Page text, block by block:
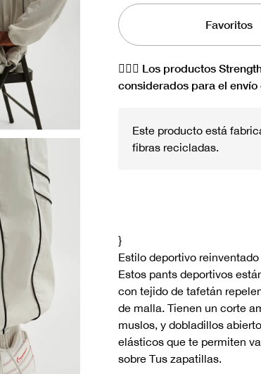
Favoritos
🏋🏻‍♀️ Los productos
considerados para el envío
Este producto está
fibras recicladas.
}
Estilo deportivo reinventado
Estos pants deportivos
con tejido de tafetán
de malla. Tienen un corte
muslos, y dobladillos
elásticos que te permiten
sobre Tus zapatillas.